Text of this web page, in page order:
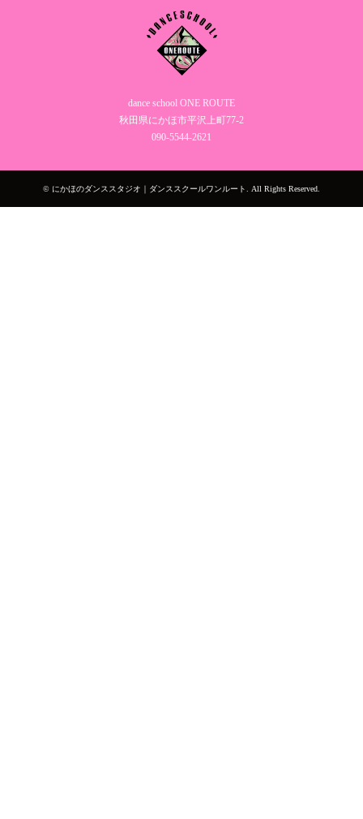
dance school ONE ROUTE
秋田県にかほ市平沢上町77-2
090‐5544‐2621
© にかほのダンススタジオ｜ダンススクールワンルート . All Rights Reserved.